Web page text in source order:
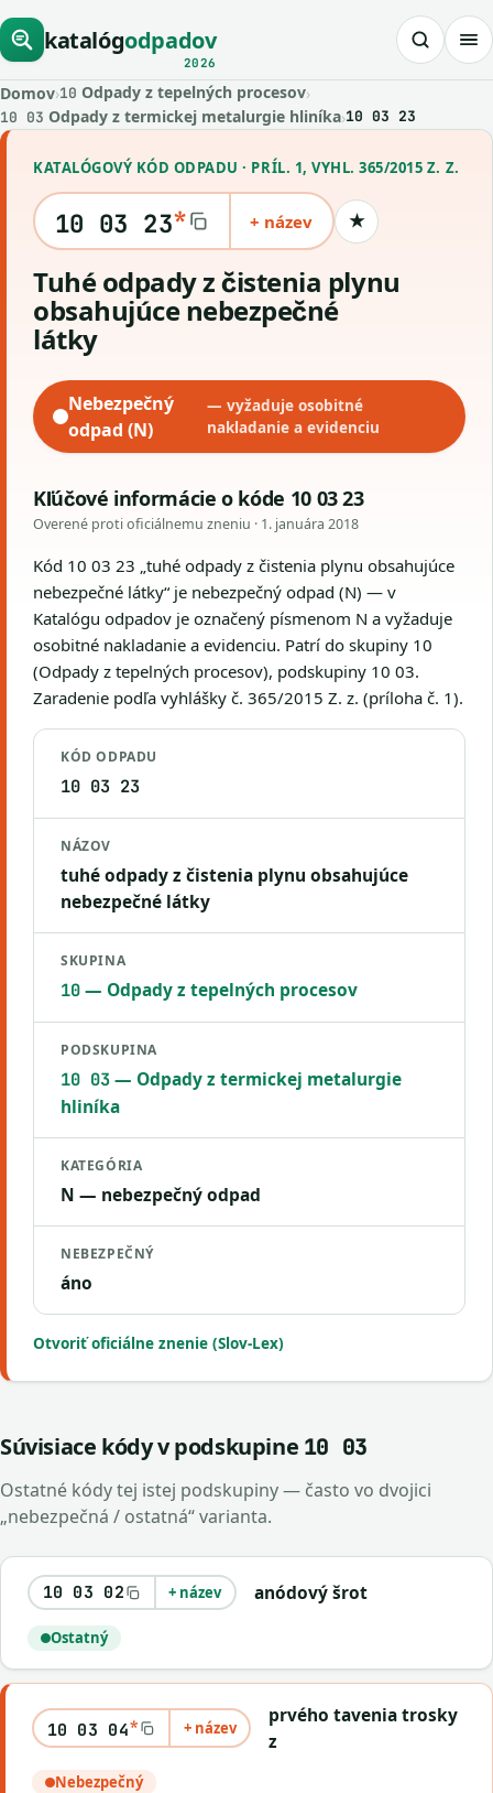
katalógodpadov
2026
Domov›10 Odpady z tepelných procesov›
10 03 Odpady z termickej metalurgie hliníka›10 03 23
KATALÓGOVÝ KÓD ODPADU · PRÍL. 1, VYHL. 365/2015 Z. Z.
10 03 23* + název ★Uložiť kód
tuhé odpady z čistenia plynu
obsahujúce nebezpečné
látky
Nebezpečný
odpad (N)
— vyžaduje osobitné
nakladanie a evidenciu
Kľúčové informácie o kóde 10 03 23
Overené proti oficiálnemu zneniu · 1. januára 2018
Kód 10 03 23 „tuhé odpady z čistenia plynu obsahujúce
nebezpečné látky“ je nebezpečný odpad (N) — v
Katalógu odpadov je označený písmenom N a vyžaduje
osobitné nakladanie a evidenciu. Patrí do skupiny 10
(Odpady z tepelných procesov), podskupiny 10 03.
Zaradenie podľa vyhlášky č. 365/2015 Z. z. (príloha č. 1).
KÓD ODPADU
10 03 23
NÁZOV
tuhé odpady z čistenia plynu obsahujúce
nebezpečné látky
SKUPINA
10— Odpady z tepelných procesov
PODSKUPINA
10 03— Odpady z termickej metalurgie
hliníka
KATEGÓRIA
N — nebezpečný odpad
NEBEZPEČNÝ
áno
Otvoriť oficiálne znenie (Slov-Lex)
Súvisiace kódy v podskupine 10 03
Ostatné kódy tej istej podskupiny — často vo dvojici
„nebezpečná / ostatná“ varianta.
10 03 02 + název anódový šrot
Ostatný
10 03 04* + název
prvého tavenia trosky
z
Nebezpečný